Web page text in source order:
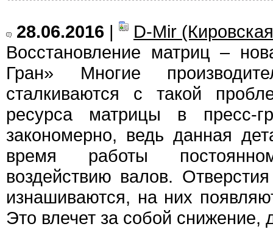
28.06.2016 |
D-Mir
Восстановление матриц –
Гран» Многие
сталкиваются с такой
ресурса матрицы в пресс-
закономерно, ведь данная
время работы
воздействию валов.
изнашиваются, на них
Это влечет за собой снижение,